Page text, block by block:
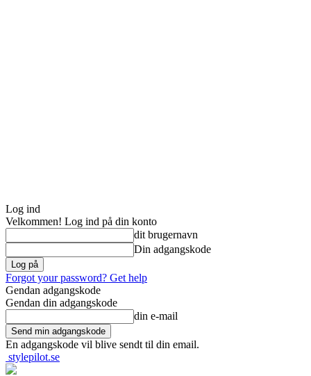
Log ind
Velkommen! Log ind på din konto
dit brugernavn
Din adgangskode
Forgot your password? Get help
Gendan adgangskode
Gendan din adgangskode
din e-mail
En adgangskode vil blive sendt til din email.
stylepilot.se